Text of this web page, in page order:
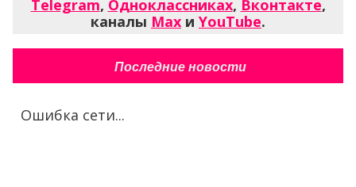
Telegram, Одноклассниках, Вконтакте,
каналы Max и YouTube.
Последние новости
Ошибка сети...